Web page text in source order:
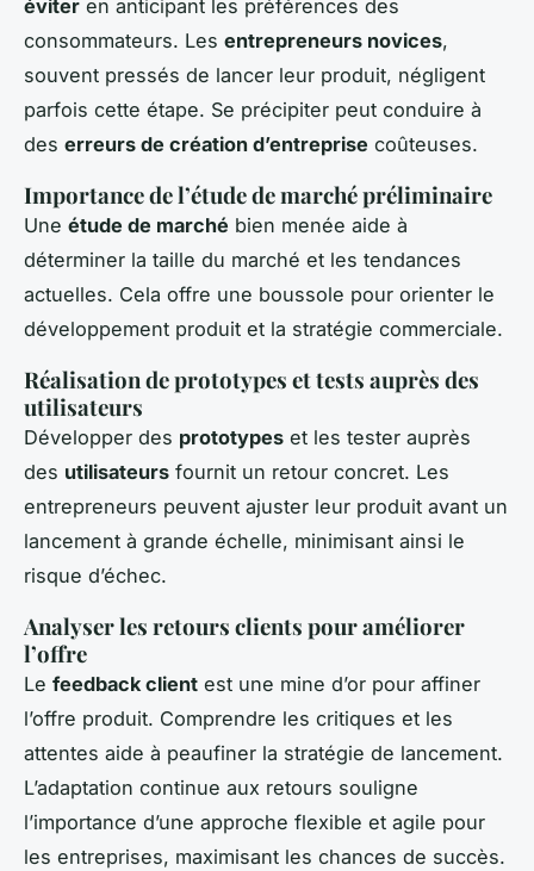
éviter en anticipant les préférences des
consommateurs. Les entrepreneurs novices,
souvent pressés de lancer leur produit, négligent
parfois cette étape. Se précipiter peut conduire à
des erreurs de création d’entreprise coûteuses.
Importance de l’étude de marché préliminaire
Une étude de marché bien menée aide à
déterminer la taille du marché et les tendances
actuelles. Cela offre une boussole pour orienter le
développement produit et la stratégie commerciale.
Réalisation de prototypes et tests auprès des
utilisateurs
Développer des prototypes et les tester auprès
des utilisateurs fournit un retour concret. Les
entrepreneurs peuvent ajuster leur produit avant un
lancement à grande échelle, minimisant ainsi le
risque d’échec.
Analyser les retours clients pour améliorer
l’offre
Le feedback client est une mine d’or pour affiner
l’offre produit. Comprendre les critiques et les
attentes aide à peaufiner la stratégie de lancement.
L’adaptation continue aux retours souligne
l’importance d’une approche flexible et agile pour
les entreprises, maximisant les chances de succès.